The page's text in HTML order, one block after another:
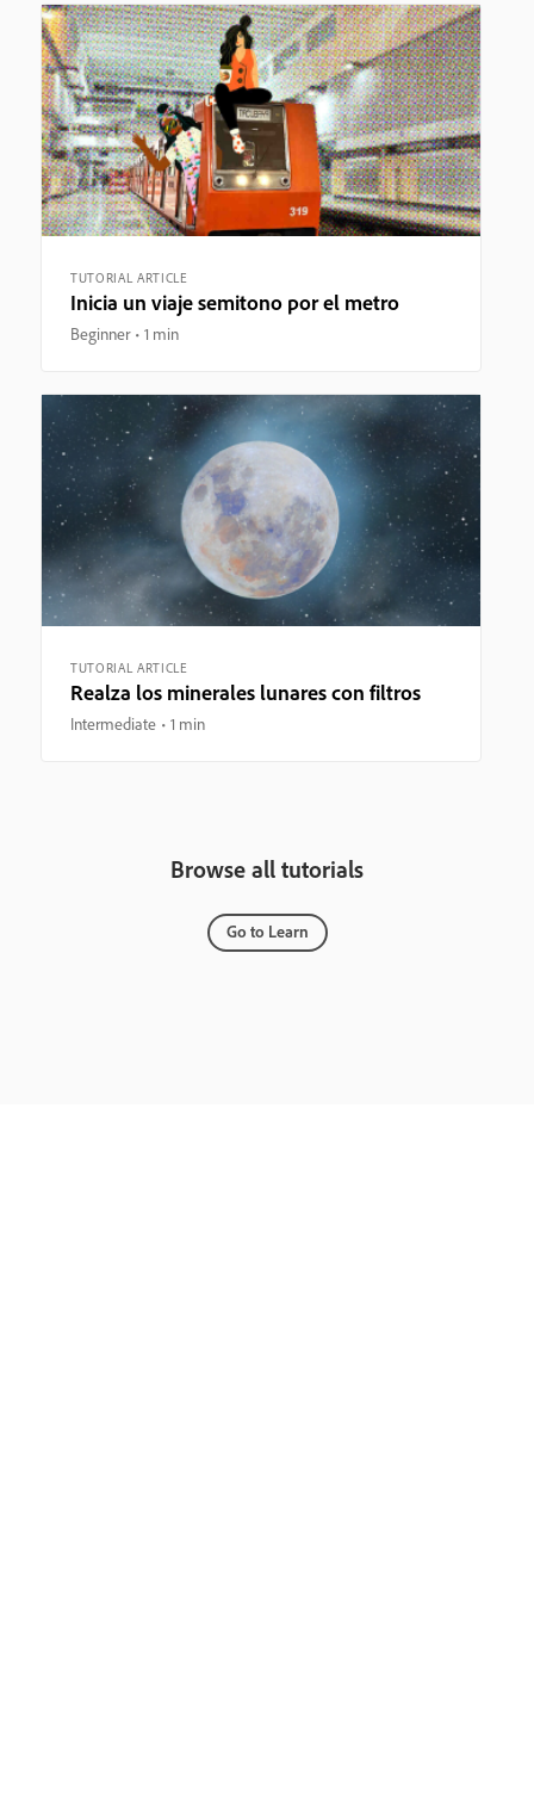
TUTORIAL ARTICLE
Inicia un viaje semitono por el metro
Beginner 1 min
TUTORIAL ARTICLE
Realza los minerales lunares con filtros
Intermediate 1 min
Browse all tutorials
Go to Learn